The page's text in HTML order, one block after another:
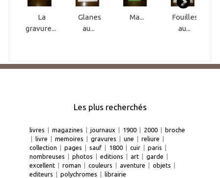
La
gravure...
Glanes
au...
Ma...
Fouilles
au...
Les plus recherchés
livres magazines journaux 1900 2000
broche
livre memoires gravures une reliure
collection
pages sauf 1800 cuir paris
nombreuses
photos editions art garde
excellent
roman couleurs aventure objets
editeurs
polychromes librairie